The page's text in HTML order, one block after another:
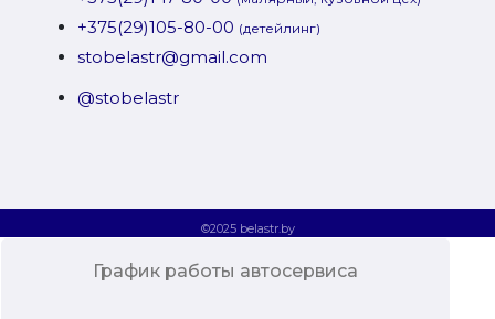
+375(29)105-80-00 (детейлинг)
stobelastr@gmail.com
@stobelastr
©2025 belastr.by
График работы автосервиса